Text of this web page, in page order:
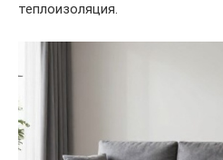
теплоизоляция.